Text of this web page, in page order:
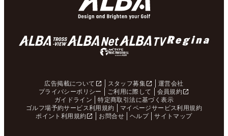
広告掲載について スタッフ募集
運営会社
プライバシーポリシー
ご利用に際して
会員規約
ガイドライン
特定商取引法に基づく表示
ゴルフ場予約サービス利用規約
マイページサービス利用規約
ポイント利用規約
お問合せ ヘルプ サイトマップ